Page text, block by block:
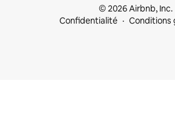
© 2026 Airbnb, Inc.
Confidentialité
Conditions